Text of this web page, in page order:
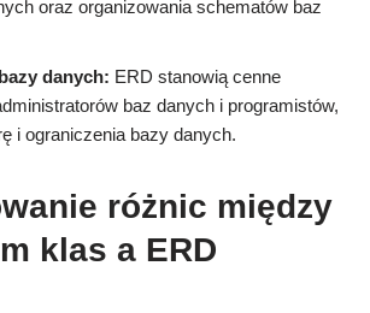
oraz organizowania schematów baz
danych: ERD stanowią cenne
baz danych i programistów,
i ograniczenia bazy danych.
różnic między
klas a ERD